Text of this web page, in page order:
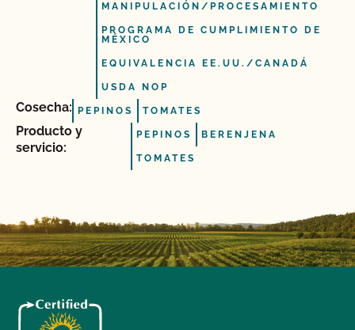
MANIPULACIÓN/PROCESAMIENTO
PROGRAMA DE CUMPLIMIENTO DE
MÉXICO
EQUIVALENCIA EE.UU./CANADÁ
USDA NOP
Cosecha: PEPINOS TOMATES
Producto y
servicio:
PEPINOS BERENJENA
TOMATES